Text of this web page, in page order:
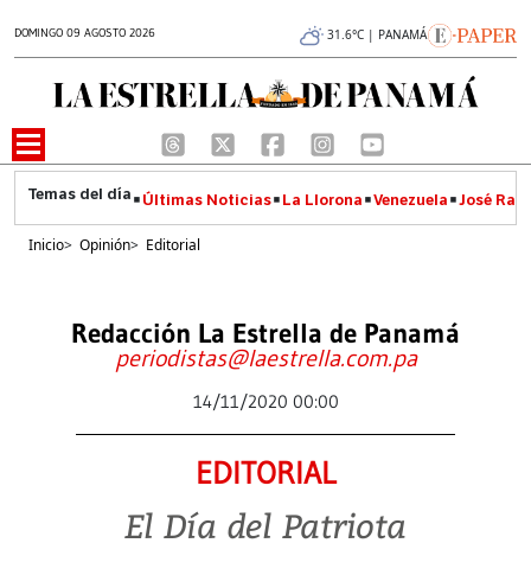
DOMINGO 09 AGOSTO 2026 31.6°C | PANAMÁ
Últimas Noticias La Llorona Venezuela José
Inicio> Opinión> Editorial
Redacción La Estrella de Panamá
periodistas@laestrella.com.pa
14/11/2020 00:00
EDITORIAL
El Día del Patriota